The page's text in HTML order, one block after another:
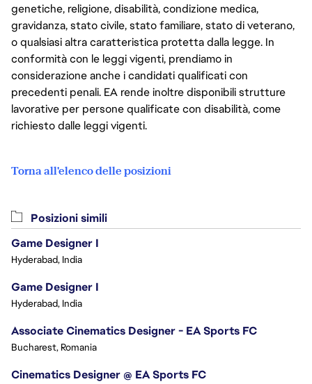
genetiche, religione, disabilità, condizione medica,
gravidanza, stato civile, stato familiare, stato di veterano,
o qualsiasi altra caratteristica protetta dalla legge. In
conformità con le leggi vigenti, prendiamo in
considerazione anche i candidati qualificati con
precedenti penali. EA rende inoltre disponibili strutture
lavorative per persone qualificate con disabilità, come
richiesto dalle leggi vigenti.
Torna all'elenco delle posizioni
Posizioni simili
Game Designer I
Hyderabad, India
Game Designer I
Hyderabad, India
Associate Cinematics Designer - EA Sports FC
Bucharest, Romania
Cinematics Designer @ EA Sports FC